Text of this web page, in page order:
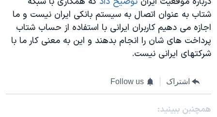
شتاب به عنوان اتصال به سیستم بانکی ایران نیست و ما
اجازه می دهیم کاربران ایرانی با استفاده از حساب شتاب
پرداخت های شان را انجام بدهند و این به معنی کار ما با
شرکتهای ایرانی نیست.
اشتراک Follow us
همچنبن ببینید: